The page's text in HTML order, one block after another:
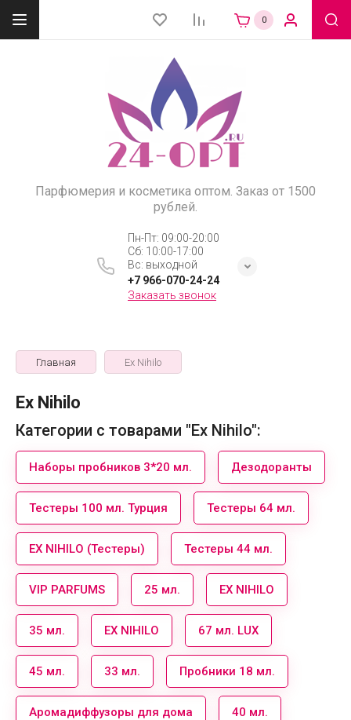
0
Парфюмерия и косметика оптом. Заказ от 1500
рублей.
Пн-Пт: 09:00-20:00
Сб: 10:00-17:00
Вс: выходной
+7 966-070-24-24
Заказать звонок
Главная Ex Nihilo
Ex Nihilo
Категории с товарами "Ex Nihilo":
Наборы пробников 3*20 мл. Дезодоранты
Тестеры 100 мл. Турция Тестеры 64 мл.
EX NIHILO (Тестеры) Тестеры 44 мл.
VIP PARFUMS 25 мл. EX NIHILO
35 мл. EX NIHILO 67 мл. LUX
45 мл. 33 мл. Пробники 18 мл.
Аромадиффузоры для дома 40 мл.